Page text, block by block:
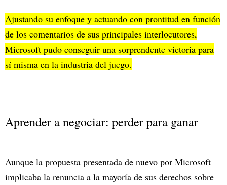
Ajustando su enfoque y actuando con prontitud en función
de los comentarios de sus principales interlocutores,
Microsoft pudo conseguir una sorprendente victoria para
sí misma en la industria del juego.
Aprender a negociar: perder para ganar
Aunque la propuesta presentada de nuevo por Microsoft
implicaba la renuncia a la mayoría de sus derechos sobre